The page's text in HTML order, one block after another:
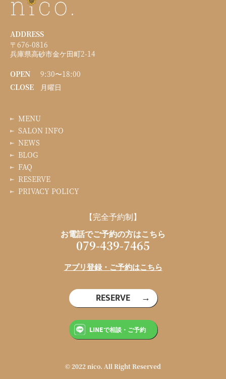
ADDRESS
〒676-0816
兵庫県高砂市金ケ田町2-14
OPEN
9:30〜18:00
CLOSE
月曜日
MENU
SALON INFO
NEWS
BLOG
FAQ
RESERVE
PRIVACY POLICY
【完全予約制】
お電話でご予約の方はこちら
079-439-7465
アプリ登録・ご予約はこちら
RESERVE
LINEで相談・ご予約
© 2022 nico. All Right Reserved